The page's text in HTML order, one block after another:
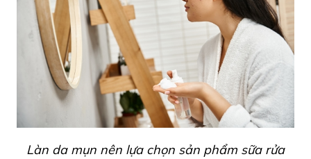
Làn da mụn nên lựa chọn sản phẩm sữa rửa